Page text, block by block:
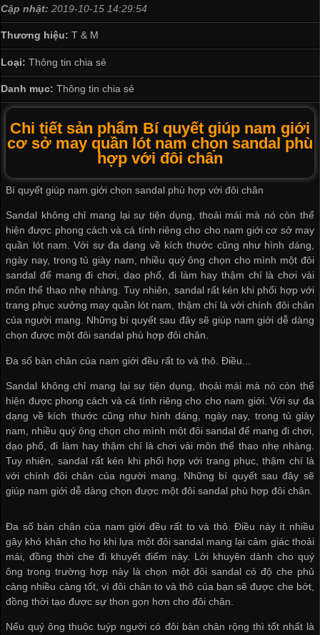
Cập nhật: 2019-10-15 14:29:54
Thương hiệu: T & M
Loại: Thông tin chia sẻ
Danh mục: Thông tin chia sẻ
Chi tiết sản phẩm Bí quyết giúp nam giới
cơ sở may quần lót nam chọn sandal phù
hợp với đôi chân
Bí quyết giúp nam giới chọn sandal phù hợp với đôi chân
Sandal không chỉ mang lại sự tiện dụng, thoải mái mà nó còn thể
hiện được phong cách và cá tính riêng cho cho nam giớicơ sở may
quần lót nam. Với sự đa dạng về kích thước cũng như hình dáng,
ngày nay, trong tủ giày nam, nhiều quý ông chọn cho mình một đôi
sandal để mang đi chơi, dạo phố, đi làm hay thậm chí là chơi vài
môn thể thao nhẹ nhàng. Tuy nhiên, sandal rất kén khi phối hợp với
trang phục xưởng may quần lót nam, thậm chí là với chính đôi chân
của người mang. Những bí quyết sau đây sẽ giúp nam giới dễ dàng
chọn được một đôi sandal phù hợp đôi chân.
Đa số bàn chân của nam giới đều rất to và thô. Điều...
Sandal không chỉ mang lại sự tiện dụng, thoải mái mà nó còn thể
hiện được phong cách và cá tính riêng cho cho nam giới. Với sự đa
dạng về kích thước cũng như hình dáng, ngày nay, trong tủ giày
nam, nhiều quý ông chọn cho mình một đôi sandal để mang đi chơi,
dạo phố, đi làm hay thậm chí là chơi vài môn thể thao nhẹ nhàng.
Tuy nhiên, sandal rất kén khi phối hợp với trang phục, thậm chí là
với chính đôi chân của người mang. Những bí quyết sau đây sẽ
giúp nam giới dễ dàng chọn được một đôi sandal phù hợp đôi chân.
Đa số bàn chân của nam giới đều rất to và thô. Điều này ít nhiều
gây khó khăn cho họ khi lựa một đôi sandal mang lại cảm giác thoải
mái, đồng thời che đi khuyết điểm này. Lời khuyên dành cho quý
ông trong trường hợp này là chọn một đôi sandal có độ che phủ
càng nhiều càng tốt, vì đôi chân to và thô của bạn sẽ được che bớt,
đồng thời tạo được sự thon gọn hơn cho đôi chân.
Nếu quý ông thuộc tuýp người có đôi bàn chân rộng thì tốt nhất là